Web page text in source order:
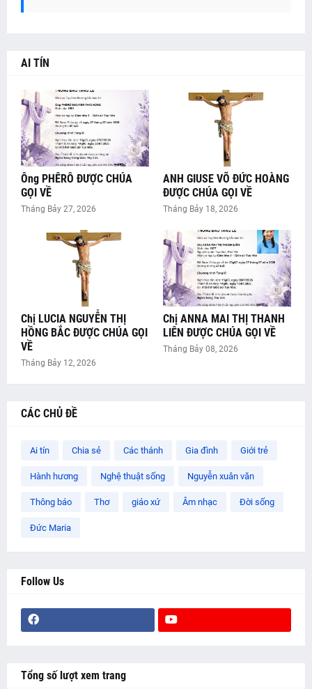
AI TÍN
Ông PHÊRÔ ĐƯỢC CHÚA
GỌI VỀ
Tháng Bảy 27, 2026
ANH GIUSE VÕ ĐỨC HOÀNG
ĐƯỢC CHÚA GỌI VỀ
Tháng Bảy 18, 2026
Chị LUCIA NGUYỄN THỊ
HỒNG BẮC ĐƯỢC CHÚA GỌI
VỀ
Tháng Bảy 12, 2026
Chị ANNA MAI THỊ THANH
LIÊN ĐƯỢC CHÚA GỌI VỀ
Tháng Bảy 08, 2026
CÁC CHỦ ĐỀ
Ai tín Chia sẻ Các thánh Gia đình Giới trẻ
Hành hương Nghệ thuật sống Nguyễn xuân văn
Thông báo Thơ giáo xứ Âm nhạc Đời sống
Đức Maria
Follow Us
Tổng số lượt xem trang